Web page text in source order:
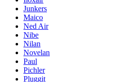
Junkers
Maico
Ned Air
Nibe
Nilan
Novelan
Paul
Pichler
Pluggit